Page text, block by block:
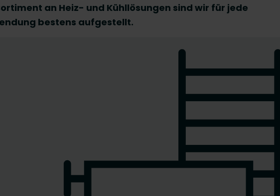
an Heiz- und Kühllösungen sind wir für jede
bestens aufgestellt.